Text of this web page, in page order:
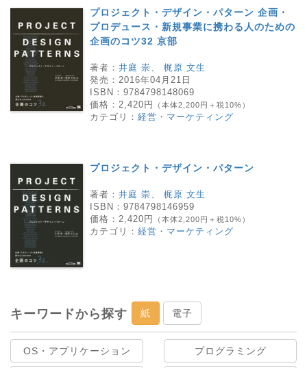
プロジェクト・デザイン・パターン 企画・
プロデュース・新規事業に携わる人のための
企画のコツ32 京部
著者： 井庭 崇
梶原 文生
発売： 2016年04月21日
ISBN： 9784798148069
価格： 2,420円 （本体2,200円＋税10%）
カテゴリ： 経営・マーケティング
プロジェクト・デザイン・パターン
著者： 井庭 崇
梶原 文生
ISBN： 9784798146959
価格： 2,420円 （本体2,200円＋税10%）
カテゴリ： 経営・マーケティング
キーワードから探す 紙 電子
OS・アプリケーション プログラミング